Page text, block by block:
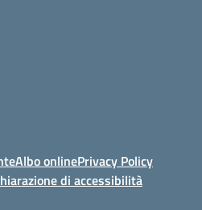
Albo onlinePrivacy Policy
di accessibilità